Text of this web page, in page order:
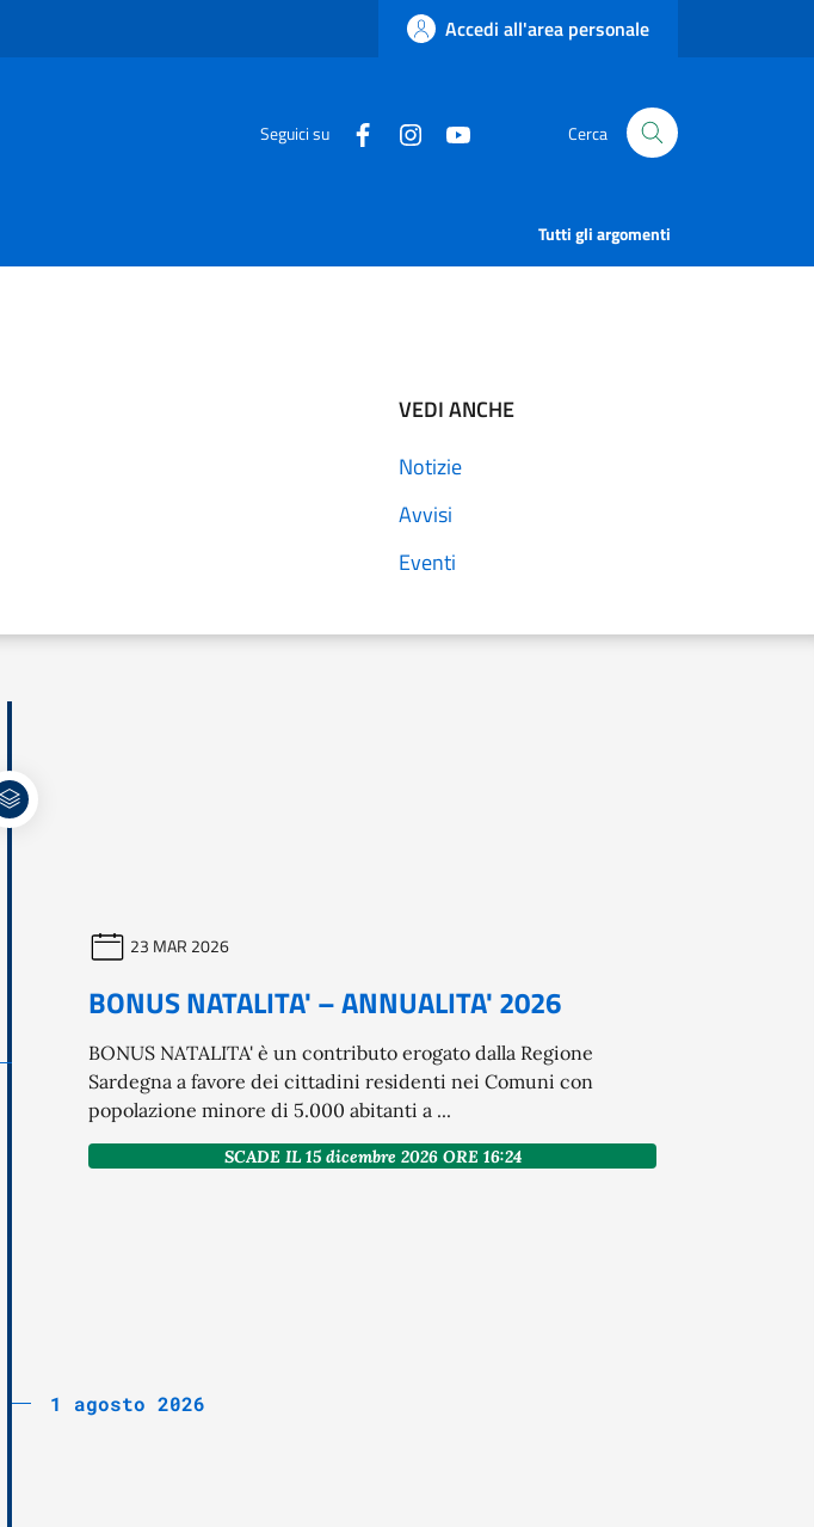
Accedi all'area personale
Seguici su Cerca
Tutti gli argomenti
VEDI ANCHE
Notizie
Avvisi
Eventi
23 MAR 2026
BONUS NATALITA' – ANNUALITA' 2026
BONUS NATALITA' è un contributo erogato dalla Regione
Sardegna a favore dei cittadini residenti nei Comuni con
popolazione minore di 5.000 abitanti a ...
SCADE IL 15 dicembre 2026 ORE 16:24
1 agosto 2026